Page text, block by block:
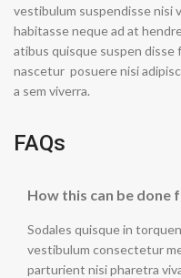
vestibulum suspendisse nisi
habitasse neque ad at
atibus quisque suspen
nascetur posuere nisi
a sem viverra.
FAQs
How this can be done
Sodales quisque in
vestibulum consectetur
parturient nisi pharetra